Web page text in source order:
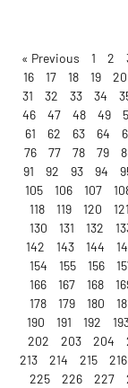
« Previous 1 2
16
17 18 19 20
31
32 33 34
46
47 48 49
61
62 63 64
76
77 78 79
91
92 93 94
105
106 107
118
119 120 121
130
131 132
142
143 144
154
155 156
166
167 168
178
179 180
190
191 192
202
203 204
213
214 215 216
225
226 227